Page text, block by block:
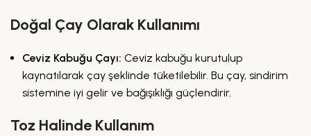
Doğal Çay Olarak Kullanımı
Ceviz Kabuğu Çayı: Ceviz kabuğu kurutulup
kaynatılarak çay şeklinde tüketilebilir. Bu çay, sindirim
sistemine iyi gelir ve bağışıklığı güçlendirir.
Toz Halinde Kullanım